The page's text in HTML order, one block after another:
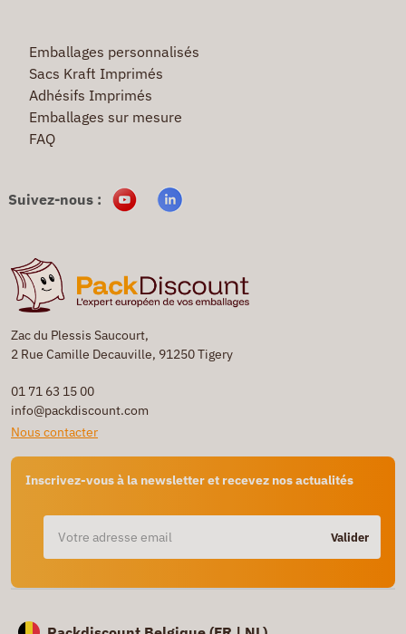
Zac du Plessis Saucourt,
2 Rue Camille Decauville, 91250 Tigery
01 71 63 15 00
info@packdiscount.com
Nous contacter
Inscrivez-vous à la newsletter et recevez nos actualités
Valider
Emballages personnalisés
Sacs Kraft Imprimés
Adhésifs Imprimés
Emballages sur mesure
FAQ
Suivez-nous :